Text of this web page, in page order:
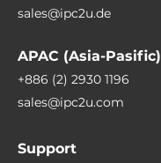
sales@ipc2u.de
APAC (Asia-Pasific)
+886 (2) 2930 1196
sales@ipc2u.com
Support